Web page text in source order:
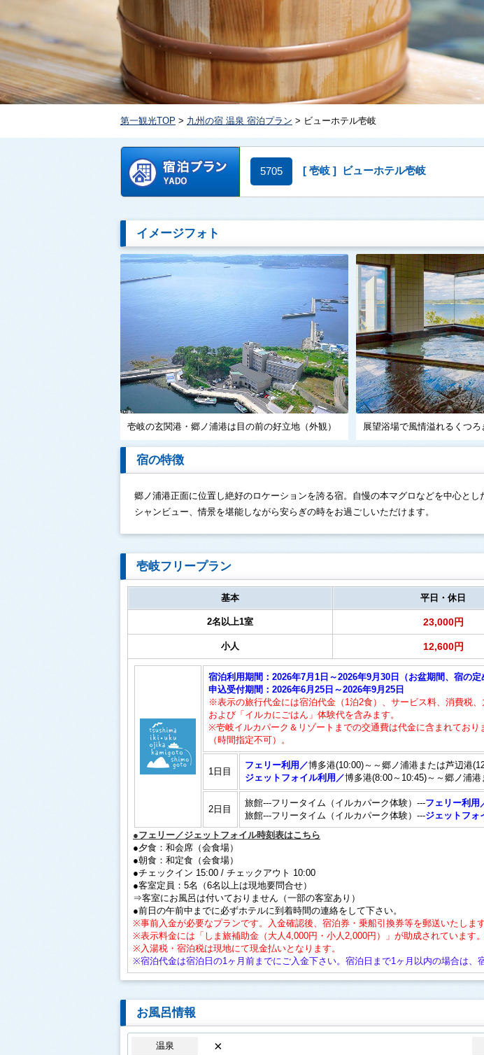
第一観光TOP > 九州の宿 温泉 宿泊プラン > ビューホテル壱岐
5705 [ 壱岐 ] ビューホテル壱岐
イメージフォト
壱岐の玄関港・郷ノ浦港は目の前の好立地（外観） 展望浴場で風情溢れるくつろ
宿の特徴
郷ノ浦港正面に位置し絶好のロケーションを誇る宿。自慢の本マグロなどを中心と
シャンビュー、情景を堪能しながら安らぎの時をお過ごしいただけます。
壱岐フリープラン
基本 平日・休日
2名以上1室 23,000円
小人 12,600円
宿泊利用期間：2026年7月1日～2026年9月30日（お盆期間、宿の定
申込受付期間：2026年6月25日～2026年9月25日
※表示の旅行代金には宿泊代金（1泊2食）、サービス料、消費税
および「イルカにごはん」体験代を含みます。
※壱岐イルカパーク＆リゾートまでの交通費は代金に含まれてお
（時間指定不可）。
1日目
フェリー利用／博多港(10:00)～～郷ノ浦港または芦辺港
ジェットフォイル利用／博多港(8:00～10:45)～～郷ノ浦
2日目
旅館---フリータイム（イルカパーク体験）---フェリー利用
旅館---フリータイム（イルカパーク体験）---ジェットフォ
●フェリー／ジェットフォイル時刻表はこちら
●夕食：和会席（会食場）
●朝食：和定食（会食場）
●チェックイン 15:00 / チェックアウト 10:00
●客室定員：5名（6名以上は現地要問合せ）
⇒客室にお風呂は付いておりません（一部の客室あり）
●前日の午前中までに必ずホテルに到着時間の連絡をして下さい。
※事前入金が必要なプランです。入金確認後、宿泊券・乗船引換券等を郵送いたします
※表示料金には「しま旅補助金（大人4,000円・小人2,000円）」が助成されています
※入湯税・宿泊税は現地にて現金払いとなります。
※宿泊代金は宿泊日の1ヶ月前までにご入金下さい。宿泊日まで1ヶ月以内の場合は、
お風呂情報
温泉 ×